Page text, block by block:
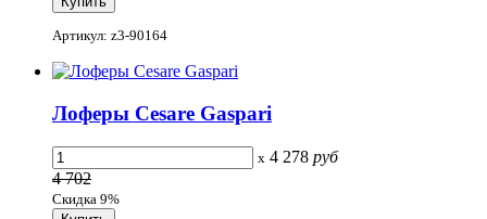
Артикул: z3-90164
Лоферы Cesare Gaspari
x 4 278 руб
4 702
Скидка 9%